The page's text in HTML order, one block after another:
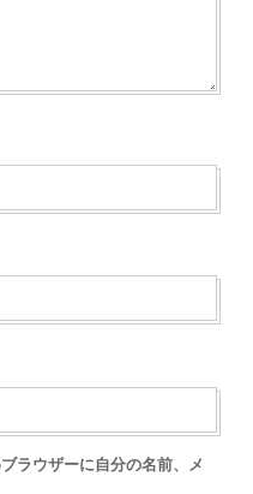
ラウザーに自分の名前、メ